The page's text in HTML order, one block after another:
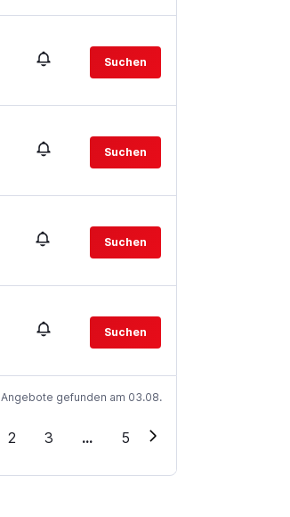
Suchen
Suchen
Suchen
Suchen
Angebote gefunden am 03.08.
2 3 ... 5